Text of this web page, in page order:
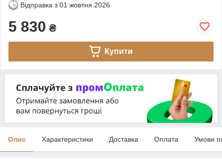
Відправка з 01 жовтня 2026
5 830 ₴
Купити
Опис Характеристики Доставка Оплата Умови